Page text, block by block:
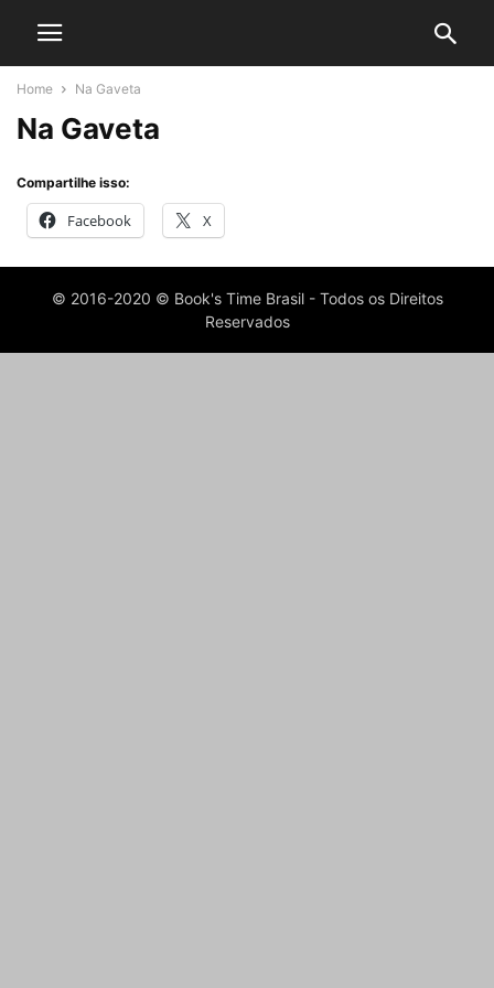
Home Na Gaveta
Na Gaveta
Compartilhe isso:
Facebook X
© 2016-2020 © Book's Time Brasil - Todos os Direitos
Reservados